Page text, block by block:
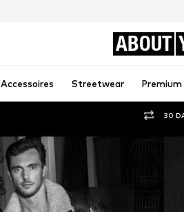
ABOUT
Accessoires Streetwear Premium
30